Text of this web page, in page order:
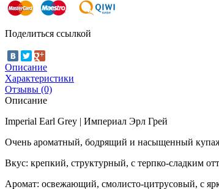
Поделиться ссылкой
Описание
Характеристики
Отзывы (0)
Описание
Imperial Earl Grey | Империал Эрл Грей
Очень ароматный, бодрящий и насыщенный
Вкус: крепкий, структурный, с терпко-сладким
Аромат: освежающий, смолисто-цитрусовый, с